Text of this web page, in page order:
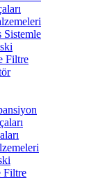
Filtre
Filtre